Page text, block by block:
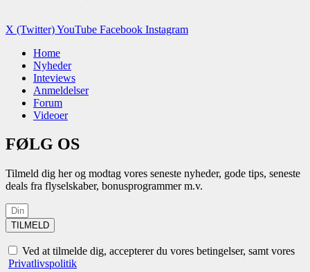
X (Twitter)YouTube Facebook Instagram
Home
Nyheder
Inteviews
Anmeldelser
Forum
Videoer
FØLG OS
Tilmeld dig her og modtag vores seneste nyheder, gode tips, seneste
deals fra flyselskaber, bonusprogrammer m.v.
TILMELD
Ved at tilmelde dig, accepterer du vores betingelser, samt vores
Privatlivspolitik